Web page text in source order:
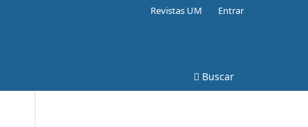
Buscar
Revistas UM Entrar